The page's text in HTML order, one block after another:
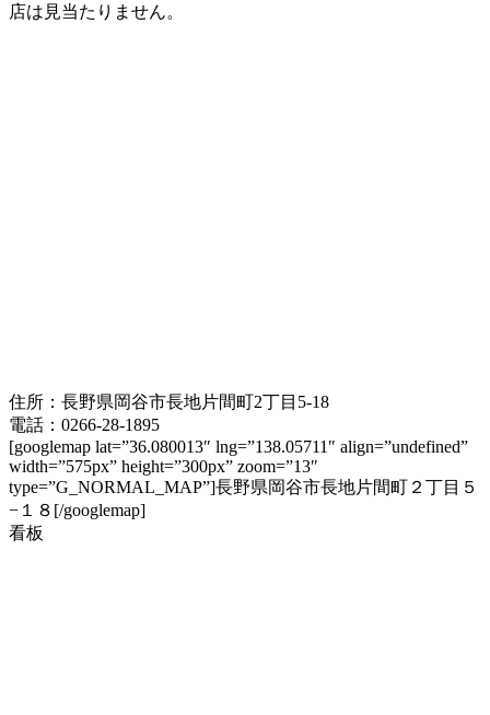
店は見当たりません。
住所：長野県岡谷市長地片間町2丁目5-18
電話：0266-28-1895
[googlemap lat=”36.080013″ lng=”138.05711″ align=”undefined”
width=”575px” height=”300px” zoom=”13″
type=”G_NORMAL_MAP”]長野県岡谷市長地片間町２丁目５
−１８[/googlemap]
看板